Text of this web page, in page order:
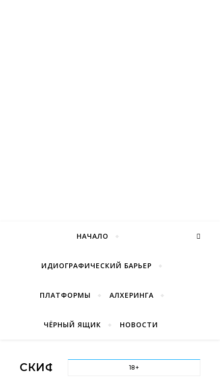
НАЧАЛО
ИДИОГРАФИЧЕСКИЙ БАРЬЕР
ПЛАТФОРМЫ АЛХЕРИНГА
ЧЁРНЫЙ ЯЩИК НОВОСТИ
СКИФЫ,
18+